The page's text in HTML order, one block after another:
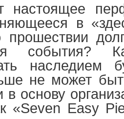
настоящее
в
прошествии
события?
наследием
не может
в основу
«Seven Easy